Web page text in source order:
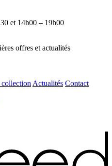
et 14h00 – 19h00
offres et actualités
Actualités Contact